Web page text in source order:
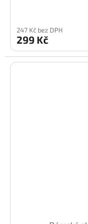
247 Kč bez DPH
299 Kč